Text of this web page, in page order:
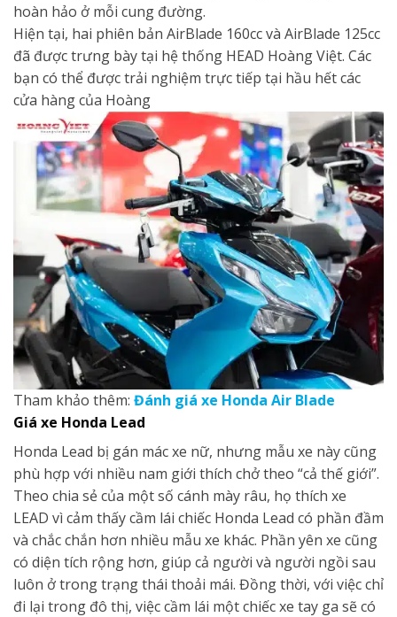
hoàn hảo ở mỗi cung đường.
Hiện tại, hai phiên bản AirBlade 160cc và AirBlade 125cc
đã được trưng bày tại hệ thống HEAD Hoàng Việt. Các
bạn có thể được trải nghiệm trực tiếp tại hầu hết các
cửa hàng của Hoàng
Tham khảo thêm: Đánh giá xe Honda Air Blade
Giá xe Honda Lead
Honda Lead bị gán mác xe nữ, nhưng mẫu xe này cũng
phù hợp với nhiều nam giới thích chở theo “cả thế giới”.
Theo chia sẻ của một số cánh mày râu, họ thích xe
LEAD vì cảm thấy cầm lái chiếc Honda Lead có phần đầm
và chắc chắn hơn nhiều mẫu xe khác. Phần yên xe cũng
có diện tích rộng hơn, giúp cả người và người ngồi sau
luôn ở trong trạng thái thoải mái. Đồng thời, với việc chỉ
đi lại trong đô thị, việc cầm lái một chiếc xe tay ga sẽ có